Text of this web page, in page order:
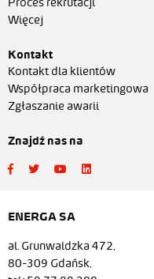
Więcej
Kontakt
Kontakt dla klientów
Współpraca marketingowa
Zgłaszanie awarii
Znajdź nas na
ENERGA SA
al. Grunwaldzka 472,
80-309 Gdańsk,